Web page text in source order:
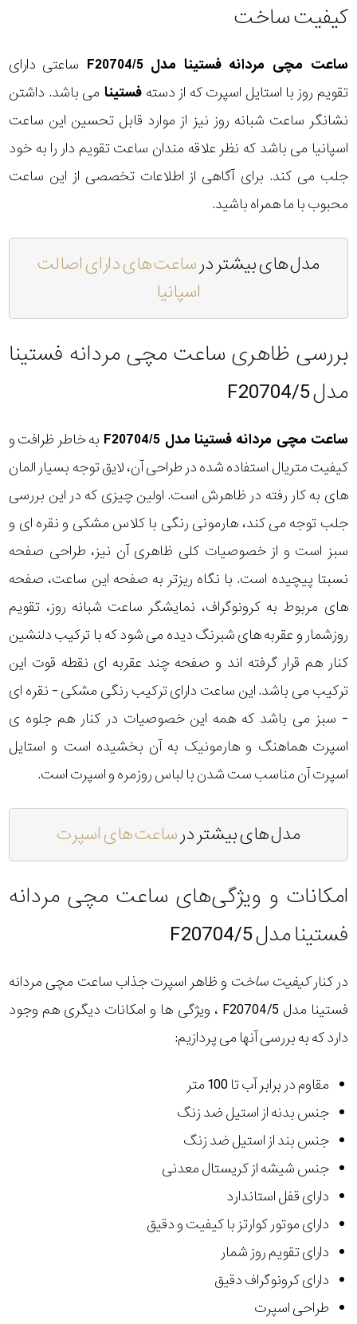
کیفیت ساخت
ساعت مچی مردانه فستینا مدل F20704/5
ساعتی دارای
تقویم روز با استایل اسپرت که از دسته فستینا می باشد. داشتن
نشانگر ساعت شبانه روز نیز از موارد قابل تحسین این ساعت
اسپانیا می باشد که نظر علاقه مندان ساعت تقویم دار را به خود
جلب می کند. برای آگاهی از اطلاعات تخصصی از این ساعت
محبوب با ما همراه باشید.
مدل های بیشتر درساعت های دارای اصالت
اسپانیا
بررسی ظاهری ساعت مچی مردانه فستینا
مدل F20704/5
ساعت مچی مردانه فستینا مدل F20704/5
به خاطر ظرافت و
کیفیت متریال استفاده شده در طراحی آن، لایق توجه بسیار المان
های به کار رفته در ظاهرش است. اولین چیزی که در این بررسی
جلب توجه می کند، هارمونی رنگی با کلاس مشکی و نقره ای و
سبز است و از خصوصیات کلی ظاهری آن نیز، طراحی صفحه
نسبتا پیچیده است. با نگاه ریزتر به صفحه این ساعت، صفحه
های مربوط به کرونوگراف، نمایشگر ساعت شبانه روز، تقویم
روزشمار و عقربه های شبرنگ دیده می شود که با ترکیب دلنشین
کنار هم قرار گرفته اند و صفحه چند عقربه ای نقطه قوت این
ترکیب می باشد. این ساعت دارای ترکیب رنگی مشکی - نقره ای
- سبز می باشد که همه این خصوصیات در کنار هم جلوه ی
اسپرت هماهنگ و هارمونیک به آن بخشیده است و استایل
اسپرت آن مناسب ست شدن با لباس روزمره و اسپرت است.
مدل های بیشتر درساعت های اسپرت
امکانات و ویژگی‌های ساعت مچی مردانه
فستینا مدل F20704/5
در کنارکیفیت ساخت و ظاهر اسپرت جذاب ساعت مچی مردانه
فستینا مدل F20704/5 ، ویژگی ها و امکانات دیگری هم وجود
دارد که به بررسی آنها می پردازیم:
مقاوم در برابر آب تا 100 متر
جنس بدنه از استیل ضد زنگ
جنس بند از استیل ضد زنگ
جنس شیشه از کریستال معدنی
دارای قفل استاندارد
دارای موتور کوارتز با کیفیت و دقیق
دارای تقویم روز شمار
دارای کرونوگراف دقیق
طراحی اسپرت